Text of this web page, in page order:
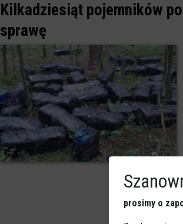
Kilkadziesiąt pojemników
sprawę
0
prosimy o